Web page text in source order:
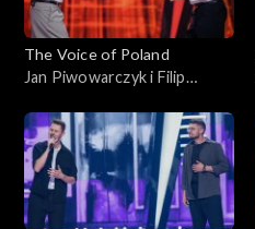
The Voice of Poland
Jan Piwowarczyk i Filip
Open”; „The Voice of
Poland”, Bitwy, 11
października 2025